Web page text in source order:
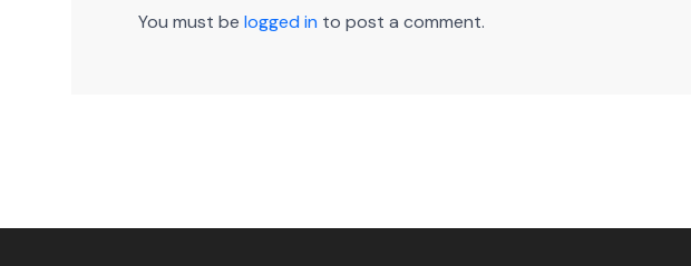
You must be logged in to post a comment.